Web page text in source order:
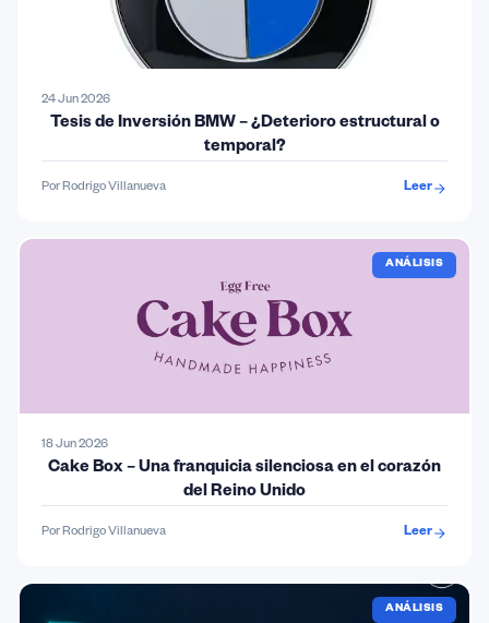
24 Jun 2026
Tesis de Inversión BMW – ¿Deterioro estructural o
temporal?
Por Rodrigo Villanueva Leer
ANÁLISIS
18 Jun 2026
Cake Box – Una franquicia silenciosa en el corazón
del Reino Unido
Por Rodrigo Villanueva Leer
ANÁLISIS